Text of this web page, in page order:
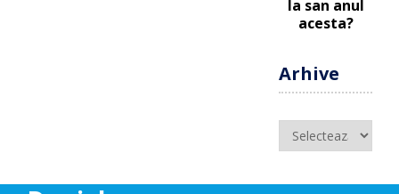
Arhive
Arhive